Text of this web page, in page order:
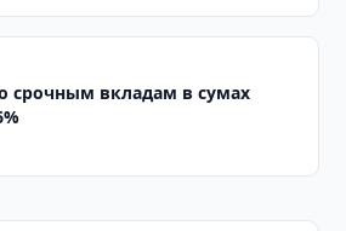
срочным вкладам в сумах